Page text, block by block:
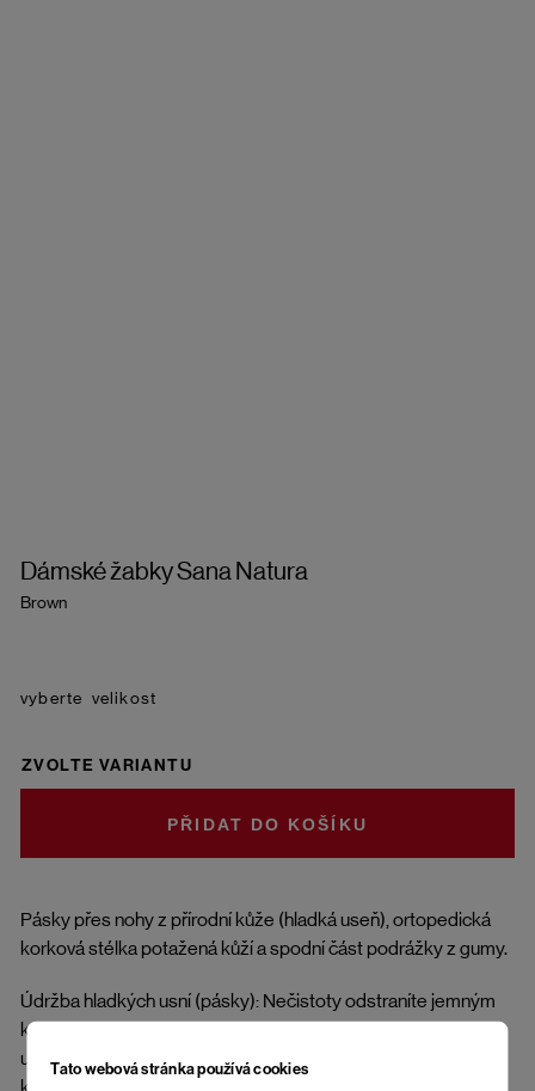
Tato webová stránka používá cookies
Dámské žabky Sana Natura
Brown
Pásky přes nohy z přírodní kůže (hladká useň), ortopedická
korková stélka potažená kůží a spodní část podrážky z gumy.
Údržba hladkých usní (pásky): Nečistoty odstraníte jemným
kartáčkem nebo měkkým hadříkem. Impregnujte přípravky
určenými na přírodní kůži. Suchou a čistou useň ošetřete
velikost
ZVOLTE VARIANTU
DO KOŠÍKU